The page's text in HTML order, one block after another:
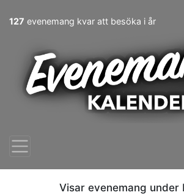
127 evenemang kvar att besöka i år
Visar evenemang under